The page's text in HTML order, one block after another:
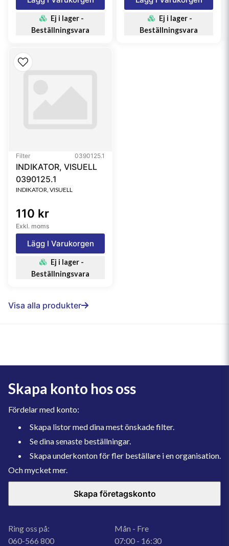
Ej i lager -
Beställningsvara
Ej i lager -
Beställningsvara
Filter 0390125.1
INDIKATOR, VISUELL
0390125.1
INDIKATOR, VISUELL
110 kr
Exkl. moms
Lägg I Varukorgen
Ej i lager -
Beställningsvara
Visa alla produkter
Skapa konto hos oss
Fördelar med konto:
Skapa listor med dina mest önskade filter.
Se dina senaste beställningar.
Skapa underkonton för fler beställare i en organisation.
Och mycket mer.
Skapa företagskonto
Ring oss på:
060-566 800
Mån - Fre
07:00 - 16:30